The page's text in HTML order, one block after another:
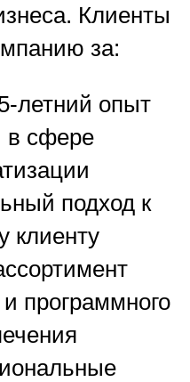
Клиенты
за:
летний опыт
в сфере
подход к
клиенту
программного